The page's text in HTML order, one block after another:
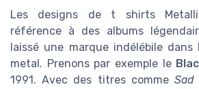
Les designs de t shirts
référence à des albums
laissé une marque indélébile
metal. Prenons par exemple le
1991. Avec des titres commeSad